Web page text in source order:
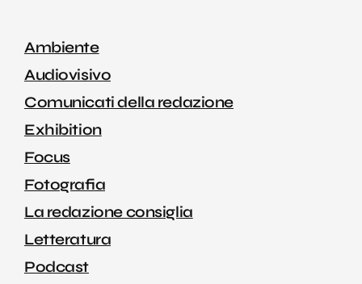
Ambiente
Audiovisivo
Comunicati della redazione
Exhibition
Focus
Fotografia
La redazione consiglia
Letteratura
Podcast